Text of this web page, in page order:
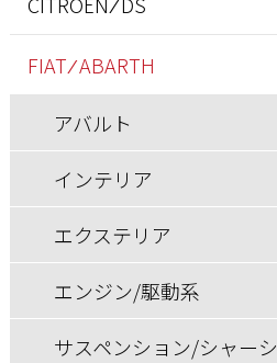
エクステリア
エンジン/駆動系
サスペンション/シャーシ
その他
ブレーキ
ホイール/タイヤ
インテリア
エクステリア
エンジン/駆動系
サスペンション/シャーシ
その他
ブレーキ
FIAT ⁄ ABARTH
アバルト
インテリア
エクステリア
エンジン/駆動系
サスペンション/シャーシ